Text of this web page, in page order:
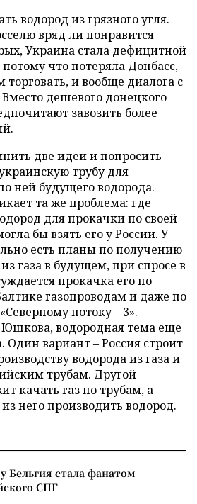
водород из грязного угля.
вряд ли понравится
Украина стала дефицитной
что потеряла Донбасс,
торговать, и вообще диалога с
дешевого донецкого
завозить более
две идеи и попросить
трубу для
ней будущего водорода.
та же проблема: где
для прокачки по своей
бы взять его у России. У
есть планы по получению
газа в будущем, при спросе в
прокачка его по
газопроводам и даже по
потоку – 3».
водородная тема еще
Один вариант – Россия строит
водорода из газа и
трубам. Другой
качать газ по трубам, а
него производить водород.
Бельгия стала фанатом
СПГ